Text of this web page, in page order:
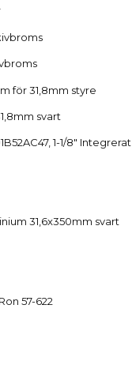
för 31,8mm styre
svart
1-1/8" Integrerat
31,6x350mm svart
57-622